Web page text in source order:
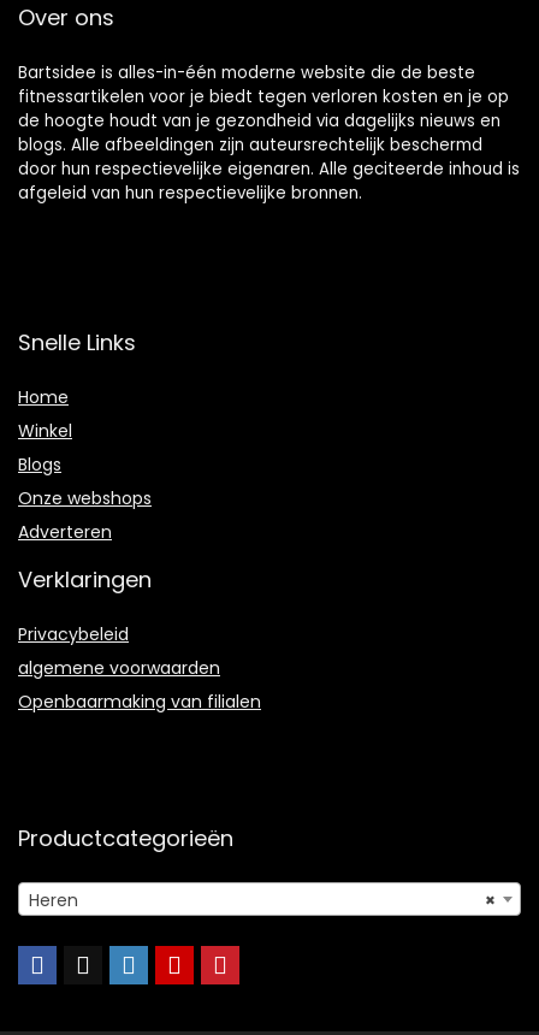
Over ons
Bartsidee is alles-in-één moderne website die de beste
fitnessartikelen voor je biedt tegen verloren kosten en je op
de hoogte houdt van je gezondheid via dagelijks nieuws en
blogs. Alle afbeeldingen zijn auteursrechtelijk beschermd
door hun respectievelijke eigenaren. Alle geciteerde inhoud is
afgeleid van hun respectievelijke bronnen.
Snelle Links
Home
Winkel
Blogs
Onze webshops
Adverteren
Verklaringen
Privacybeleid
algemene voorwaarden
Openbaarmaking van filialen
Productcategorieën
×
Heren